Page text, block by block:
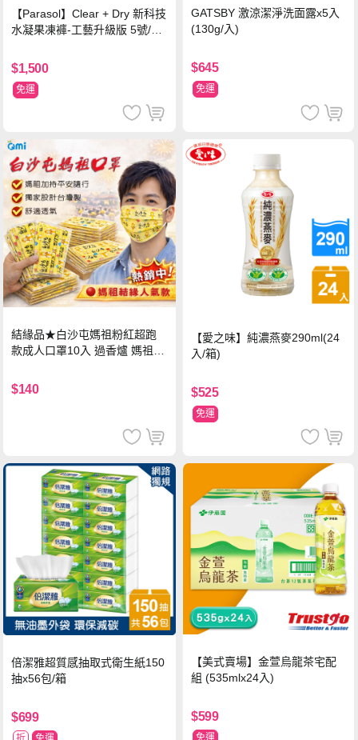
【Parasol】Clear + Dry 新科技
水凝果凍褲-工藝升級版 5號/XL
$1,500
免運
GATSBY 激涼潔淨洗面露x5入
(130g/入)
$645
免運
結緣品★白沙屯媽祖粉紅超跑
款成人口罩10入 過香爐 媽祖加
$140
【愛之味】純濃燕麥290ml(24
入/箱)
$525
免運
倍潔雅超質感抽取式衛生紙150
抽x56包/箱
$699
【美式賣場】金萱烏龍茶宅配
組 (535mlx24入)
$599
免運